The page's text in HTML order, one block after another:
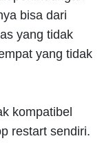
bisa dari
yang tidak
yang tidak
kompatibel
restart sendiri.